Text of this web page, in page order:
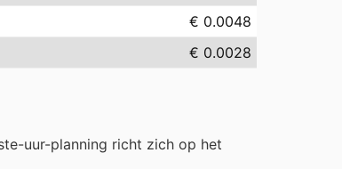
€ 0.0048
€ 0.0028
uur-planning richt zich op het